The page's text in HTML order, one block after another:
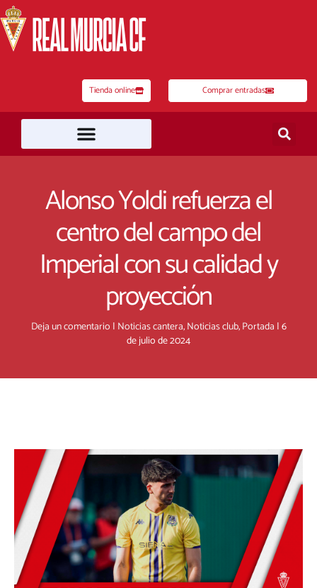
al
contenido
Tienda online Comprar entradas
Alonso Yoldi refuerza el
centro del campo del
Imperial con su calidad y
proyección
Deja un comentario | Noticias cantera,Noticias club,Portada |6
de julio de 2024